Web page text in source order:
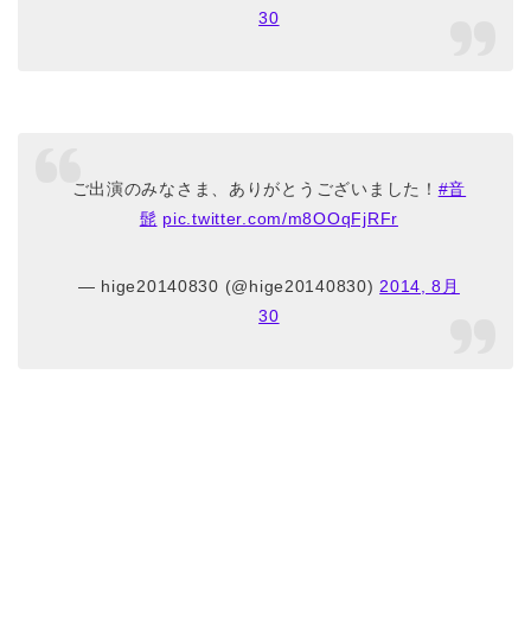
30
ご出演のみなさま、ありがとうございました！ #音
髭 pic.twitter.com/m8OOqFjRFr
— hige20140830 (@hige20140830) 2014, 8月
30